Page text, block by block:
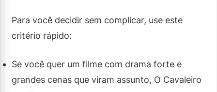
Para você decidir sem complicar, use este
critério rápido:
Se você quer um filme com drama forte e
grandes cenas que viram assunto, O Cavaleiro